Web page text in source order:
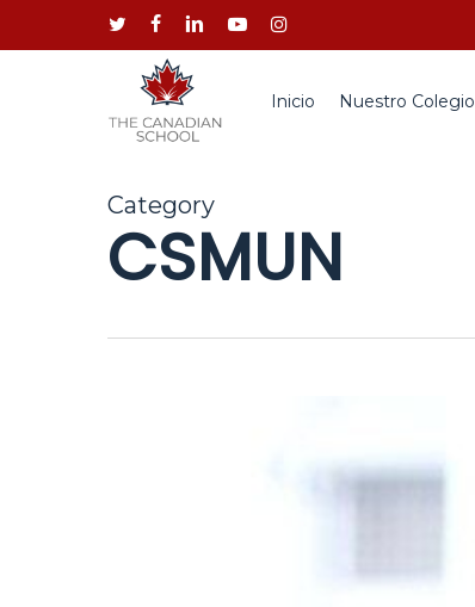
twitterfacebooklinkedinyoutubeinstagram
Inicio Nuestro Colegio
Category
CSMUN